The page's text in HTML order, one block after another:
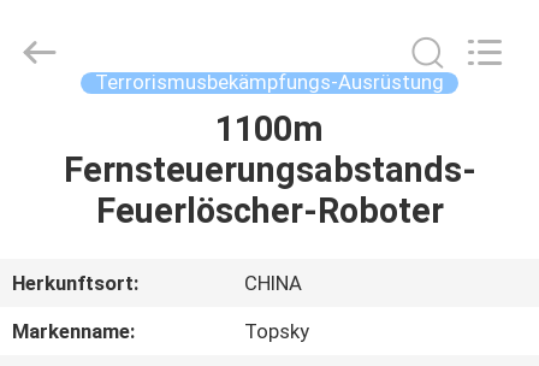
PRODUKTE
ÜBER
UNS
Century Holding Co.,Ltd.
Terrorismusbekämpfungs-Ausrüstung
1100m
Fernsteuerungsabstands-
Feuerlöscher-Roboter
Herkunftsort:
CHINA
Markenname:
Topsky